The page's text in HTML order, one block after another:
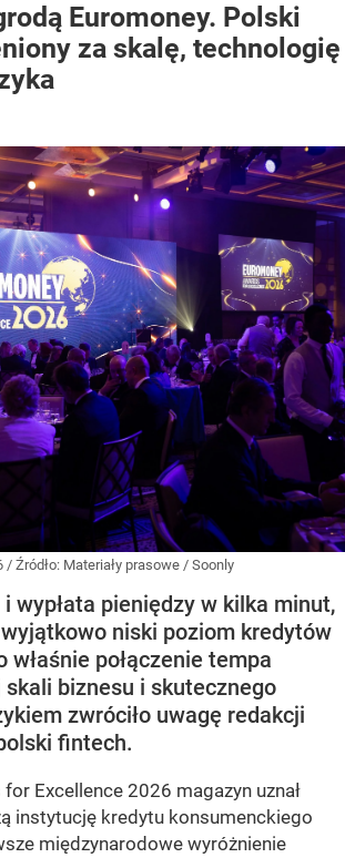
Euromoney. Polski
za skalę, technologię
/ Źródło: Materiały prasowe / Soonly
wypłata pieniędzy w kilka minut,
niski poziom kredytów
właśnie połączenie tempa
skali biznesu i skutecznego
zwróciło uwagę redakcji
fintech.
Excellence 2026 magazyn uznał
instytucję kredytu konsumenckiego
międzynarodowe wyróżnienie